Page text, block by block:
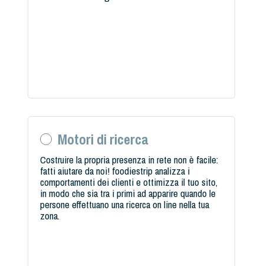
Motori di ricerca
Costruire la propria presenza in rete non è facile:
fatti aiutare da noi! foodiestrip analizza i
comportamenti dei clienti e ottimizza il tuo sito,
in modo che sia tra i primi ad apparire quando le
persone effettuano una ricerca on line nella tua
zona.